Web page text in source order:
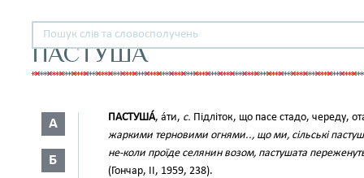
ПАСТУША
А
Б
ПАСТУША́, а́ти, с. Підліток, що пасе стадо, череду,
жаркими терновими огнями.., що ми, сільські
не-коли проїде селянин возом, пастушата
(Гончар, II, 1959, 238).